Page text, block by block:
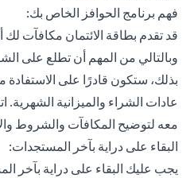
فهم برنامج الحوافز الخاص بك:
قد تقدم بطاقة الائتمان مكافآت لك
وبالتالي من المهم أن تطلع على
بذلك، ستكون قادرًا على الاستفادة
عادات الشراء والميزانية
معه لتوضيح المكافآت والشروط
البقاء على دراية بآخر المستجدات:
يجب عليك البقاء على دراية بآخر